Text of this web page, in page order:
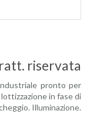
riservata
pronto per
in fase di
Illuminazione.